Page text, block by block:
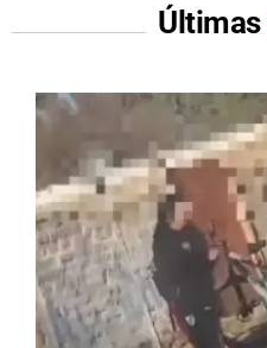
Últimas